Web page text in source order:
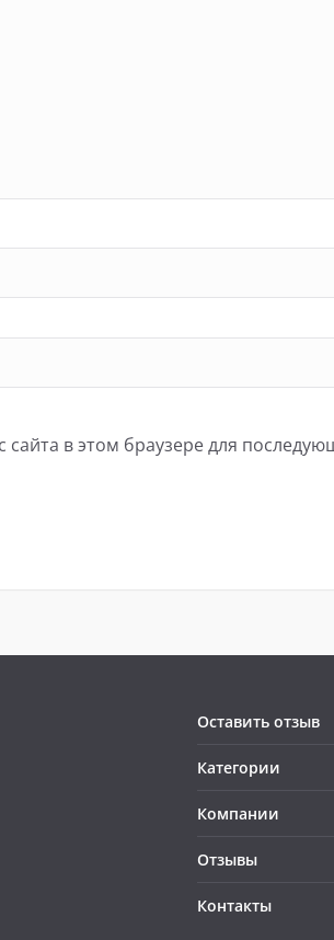
в этом браузере для
Оставить отзыв
Категории
Компании
Отзывы
Контакты